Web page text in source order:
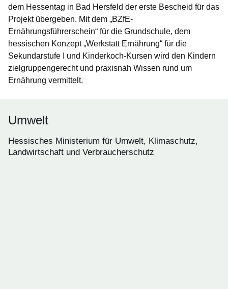
dem Hessentag in Bad Hersfeld der erste Bescheid für das
Projekt übergeben. Mit dem „BZfE-
Ernährungsführerschein“ für die Grundschule, dem
hessischen Konzept „Werkstatt Ernährung“ für die
Sekundarstufe I und Kinderkoch-Kursen wird den Kindern
zielgruppengerecht und praxisnah Wissen rund um
Ernährung vermittelt.
Umwelt
Hessisches Ministerium für Umwelt, Klimaschutz,
Landwirtschaft und Verbraucherschutz